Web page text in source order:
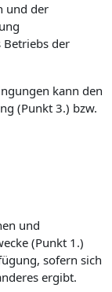
und der
Betriebs der
kann den
(Punkt 3.) bzw.
und
(Punkt 1.)
sofern sich
ergibt.